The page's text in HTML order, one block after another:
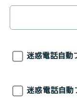
迷惑電話自動
迷惑電話自動